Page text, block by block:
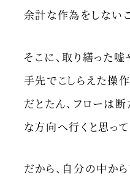
余計な作為をしないこ
そこに、取り繕った
手先でこしらえた操
だとたん、フローは断
な方向へ行くと思って
だから、自分の中か